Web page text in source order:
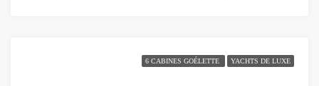
6 CABINES GOÉLETTE YACHTS DE LUXE